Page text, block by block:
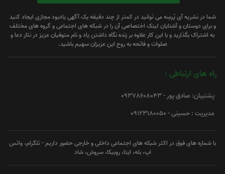
شما در نشریه آی پُرسِه می توانید در کمتر از چند دقیقه یک آگهی یادبود مجازی ایجاد کنید
و برای دوستان و آشنایان لینک اختصاصی آن را در شبکه های اجتماعی و گروه های مختلف
به اشتراک بگذارید و با این کار علاوه بر زنده نگاه داشتن یاد و نام متوفیان عزیز در نثار دعا و
صلوات و فاتحه به روح این عزیزان سهیم باشید.
راه های ارتباطی :
پشتیبان: صادق پور - 09378608043
مدیریت : حسینی - 09123180050
با شماره های فوق در اکثر شبکه های اجتماعی داخلی و خارجی حضور داریم - تلگرام، واتس
اپ، بله، ایتا، روبیکا، سروش، شاد